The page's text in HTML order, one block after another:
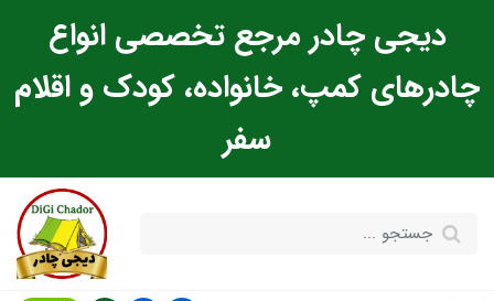
دیجی چادر مرجع تخصصی انواع
چادرهای کمپ، خانواده، کودک و اقلام
سفر